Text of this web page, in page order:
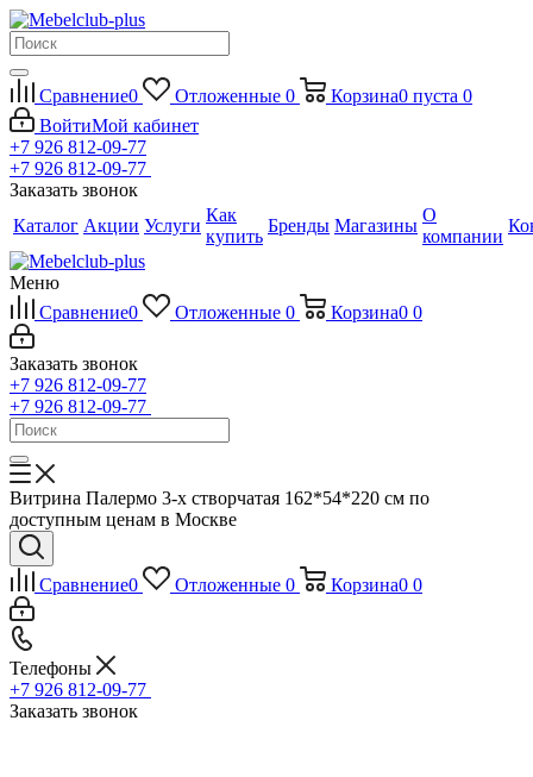
Сравнение0 Отложенные 0 Корзина0 пуста 0
ВойтиМой кабинет
+7 926 812-09-77
+7 926 812-09-77
Заказать звонок
Каталог Акции Услуги
Как
купить
Бренды Магазины
О
компании
Меню
Сравнение0 Отложенные 0 Корзина0 0
Заказать звонок
+7 926 812-09-77
+7 926 812-09-77
Витрина Палермо 3-х створчатая 162*54*220 см по
доступным ценам в Москве
Сравнение0 Отложенные 0 Корзина0 0
Телефоны
+7 926 812-09-77
Заказать звонок